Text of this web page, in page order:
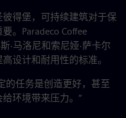
得堡，可持续建筑对于保
。Paradeco Coffee
·马洛尼和索尼娅·萨卡尔
设计和耐用性的标准。
的任务是创造更好，甚至
环境带来压力。”